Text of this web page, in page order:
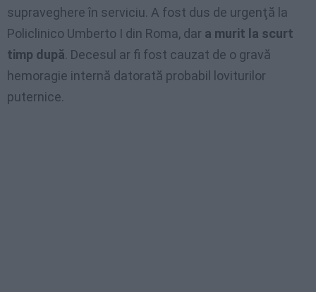
supraveghere în serviciu. A fost dus de urgenţă la
Policlinico Umberto I din Roma, dar a murit la scurt
timp după. Decesul ar fi fost cauzat de o gravă
hemoragie internă datorată probabil loviturilor
puternice.